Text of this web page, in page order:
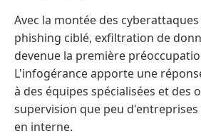
Avec la montée des
phishing ciblé, exfiltration de
devenue la première
L'infogérance apporte une
à des équipes spécialisées et des
supervision que peu
en interne.